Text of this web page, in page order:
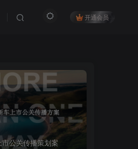
开通会员
公关传播策划案